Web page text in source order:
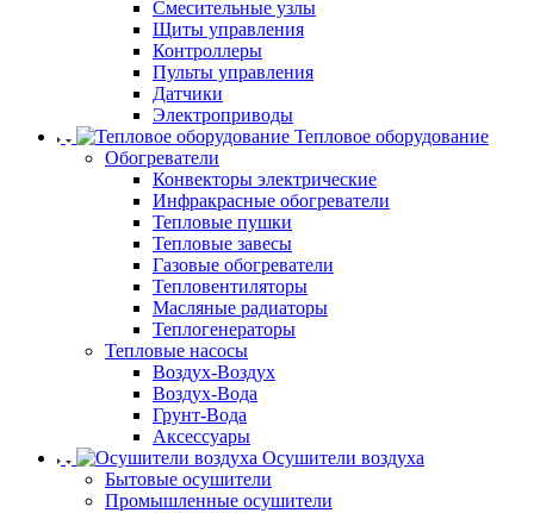
Смесительные узлы
Щиты управления
Контроллеры
Пульты управления
Датчики
Электроприводы
Тепловое оборудование
Обогреватели
Конвекторы электрические
Инфракрасные обогреватели
Тепловые пушки
Тепловые завесы
Газовые обогреватели
Тепловентиляторы
Масляные радиаторы
Теплогенераторы
Тепловые насосы
Воздух-Воздух
Воздух-Вода
Грунт-Вода
Аксессуары
Осушители воздуха
Бытовые осушители
Промышленные осушители